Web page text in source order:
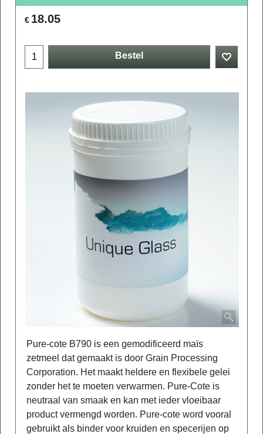
€ 18.05
Bestel
Pure-cote B790 is een gemodificeerd maïs
zetmeel dat gemaakt is door Grain Processing
Corporation. Het maakt heldere en flexibele gelei
zonder het te moeten verwarmen. Pure-Cote is
neutraal van smaak en kan met ieder vloeibaar
product vermengd worden. Pure-cote word vooral
gebruikt als binder voor kruiden en specerijen op